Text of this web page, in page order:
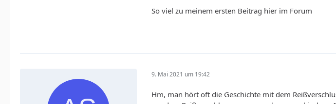
So viel zu meinem ersten Beitrag hier im Forum
9. Mai 2021 um 19:42
Hm, man hört oft die Geschichte mit dem